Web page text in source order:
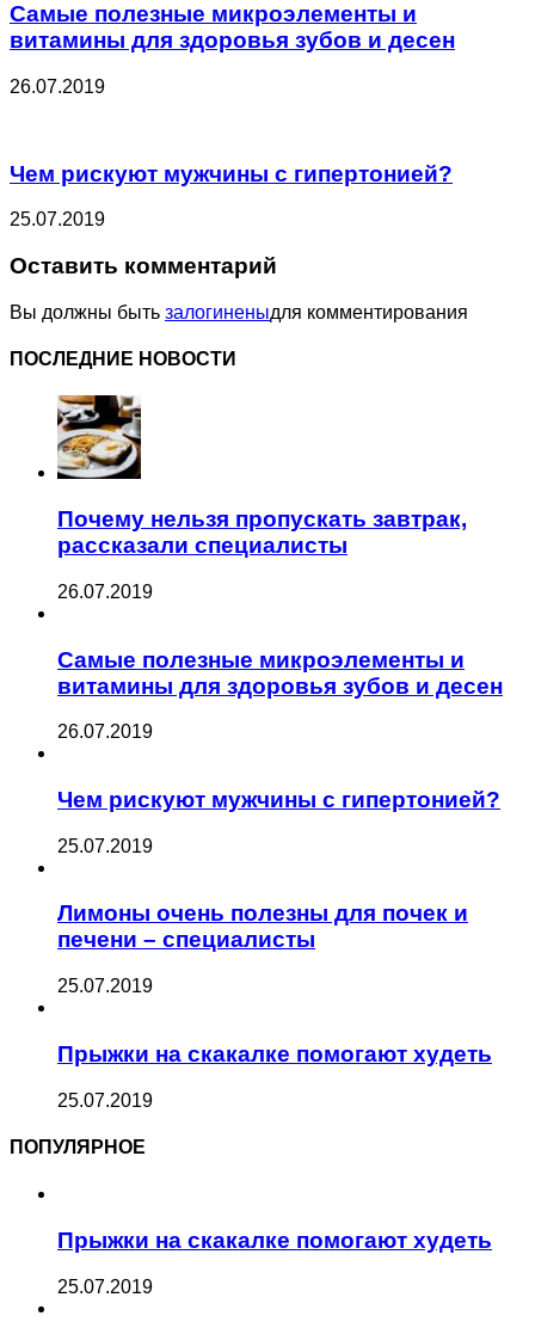
Самые полезные микроэлементы и
витамины для здоровья зубов и десен
26.07.2019
Чем рискуют мужчины с гипертонией?
25.07.2019
Оставить комментарий
Вы должны быть залогиненыдля комментирования
ПОСЛЕДНИЕ НОВОСТИ
Почему нельзя пропускать завтрак,
рассказали специалисты
26.07.2019
Самые полезные микроэлементы и
витамины для здоровья зубов и десен
26.07.2019
Чем рискуют мужчины с гипертонией?
25.07.2019
Лимоны очень полезны для почек и
печени – специалисты
25.07.2019
Прыжки на скакалке помогают худеть
25.07.2019
ПОПУЛЯРНОЕ
Прыжки на скакалке помогают худеть
25.07.2019